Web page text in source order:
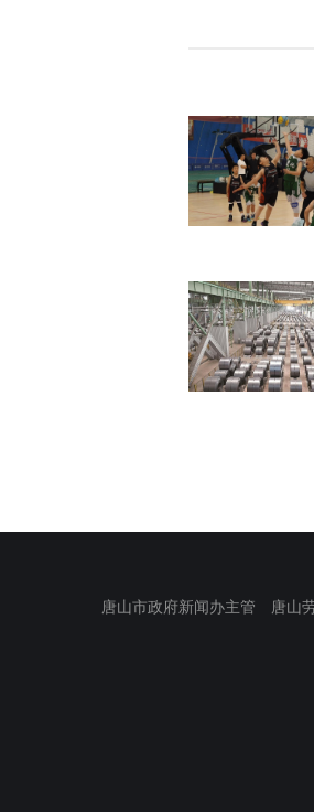
唐山市政府新闻办主管 唐山